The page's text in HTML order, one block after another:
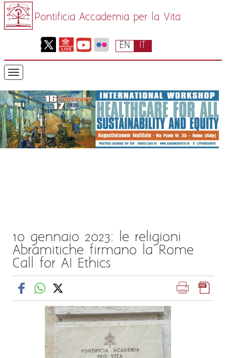
Pontificia Accademia per la Vita
IT
EN
10 gennaio 2023: le religioni
Abramitiche firmano la Rome
Call for AI Ethics